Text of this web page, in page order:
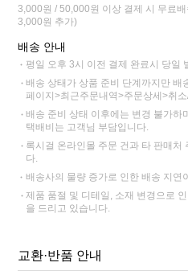
3,000원 / 50,000원 이상 결제 시 무료
3,000원 추가)
배송 안내
평일 오후 3시 이전 결제 완료시 당일
배송 상태가 상품 준비 단계까지만 배
페이지>최근주문내역>주문상세>취
배송 준비 상태 이후에는 변경 불가하
택배비는 고객님 부담입니다.
록시걸 온라인몰 주문 건과 타 판매처
다.
배송사의 물량 증가로 인한 배송 지연
제품 품절 및 디테일, 소재 변경으로
을 드리고 있습니다.
교환·반품 안내